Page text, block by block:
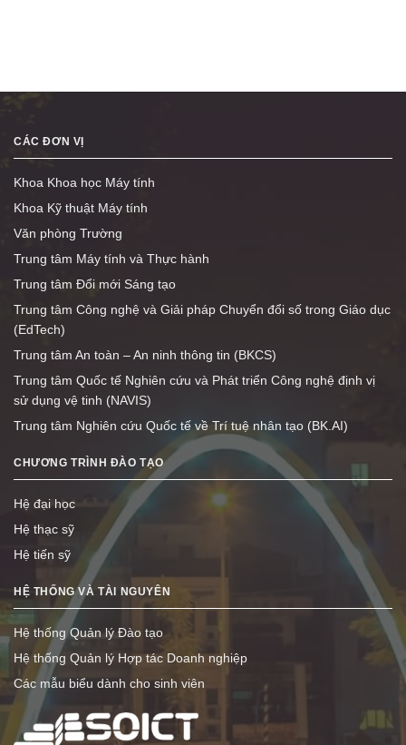
CÁC ĐƠN VỊ
Khoa Khoa học Máy tính
Khoa Kỹ thuật Máy tính
Văn phòng Trường
Trung tâm Máy tính và Thực hành
Trung tâm Đổi mới Sáng tạo
Trung tâm Công nghệ và Giải pháp Chuyển đổi số trong Giáo dục
(EdTech)
Trung tâm An toàn – An ninh thông tin (BKCS)
Trung tâm Quốc tế Nghiên cứu và Phát triển Công nghệ định vị
sử dụng vệ tinh (NAVIS)
Trung tâm Nghiên cứu Quốc tế về Trí tuệ nhân tạo (BK.AI)
CHƯƠNG TRÌNH ĐÀO TẠO
Hệ đại học
Hệ thạc sỹ
Hệ tiến sỹ
HỆ THỐNG VÀ TÀI NGUYÊN
Hệ thống Quản lý Đào tạo
Hệ thống Quản lý Hợp tác Doanh nghiệp
Các mẫu biểu dành cho sinh viên